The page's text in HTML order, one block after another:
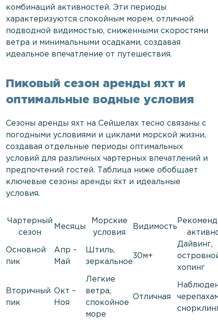
комбинаций активностей. Эти периоды
характеризуются спокойным морем, отличной
подводной видимостью, сниженными скоростями
ветра и минимальными осадками, создавая
идеальное впечатление от путешествия.
Пиковый сезон аренды яхт и
оптимальные водные условия
Сезоны аренды яхт на Сейшелах тесно связаны с
погодными условиями и циклами морской жизни,
создавая отдельные периоды оптимальных
условий для различных чартерных впечатлений и
предпочтений гостей. Таблица ниже обобщает
ключевые сезоны аренды яхт и идеальные
условия.
Чартерный
сезон
Месяцы
Морские
условия
Видимость
Основной
пик
Апр –
Май
Штиль,
зеркальное
30м+
Дайвинг,
хопинг
Вторичный
пик
Окт –
Ноя
Легкие
ветра,
спокойное
море
Отличная